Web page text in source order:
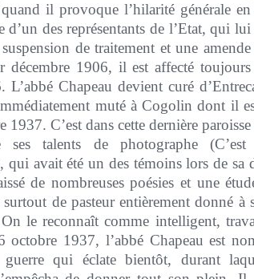
il provoque l’hilarité générale en
des représentants de l’Etat, qui lui
de traitement et une amende
1906, il est affecté toujours
Chapeau devient curé
muté à Cogolin dont il
1937. C’est dans cette dernière
talents de photographe (C’est
qui avait été un des témoins lors de sa
de nombreuses poésies et une
de pasteur entièrement donné à
le reconnaît comme intelligent,
octobre 1937, l’abbé Chapeau est
qui éclate bientôt, durant